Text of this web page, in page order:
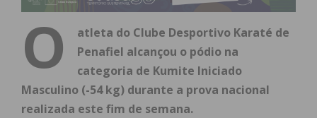
O
atleta do Clube Desportivo Karaté de
Penafiel alcançou o pódio na
categoria de Kumite Iniciado
Masculino (-54 kg) durante a prova nacional
realizada este fim de semana.